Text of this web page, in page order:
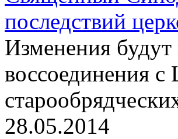
последствий
Изменения будут
воссоединения с
28.05.2014